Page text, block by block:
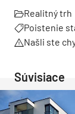
Realitný trh
Poistenie
Našli ste
Súvisiace